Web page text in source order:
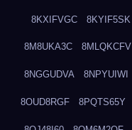
8KXIFVGC 8KYIF5SK
8M8UKA3C 8MLQKCFV
8NGGUDVA 8NPYUIWI
8OUD8RGF 8PQTS65Y